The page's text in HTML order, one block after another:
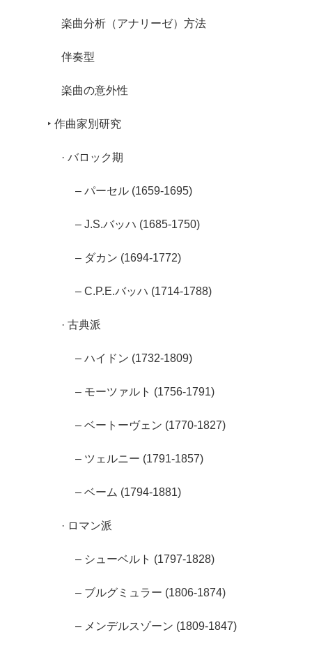
楽曲分析（アナリーゼ）方法
伴奏型
楽曲の意外性
‣ 作曲家別研究
· バロック期
– パーセル (1659-1695)
– J.S.バッハ (1685-1750)
– ダカン (1694-1772)
– C.P.E.バッハ (1714-1788)
· 古典派
– ハイドン (1732-1809)
– モーツァルト (1756-1791)
– ベートーヴェン (1770-1827)
– ツェルニー (1791-1857)
– ベーム (1794-1881)
· ロマン派
– シューベルト (1797-1828)
– ブルグミュラー (1806-1874)
– メンデルスゾーン (1809-1847)